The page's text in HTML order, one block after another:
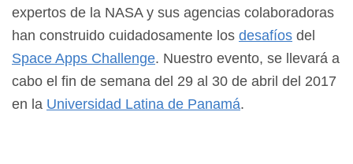
expertos de la NASA y sus agencias colaboradoras
han construido cuidadosamente los desafíos del
Space Apps Challenge. Nuestro evento, se llevará a
cabo el fin de semana del 29 al 30 de abril del 2017
en la Universidad Latina de Panamá.